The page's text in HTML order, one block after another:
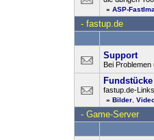
» ASP-
- fastup.de
Support
Bei
Fundstücke
fastup.de-
» Bilder
- Game-Server